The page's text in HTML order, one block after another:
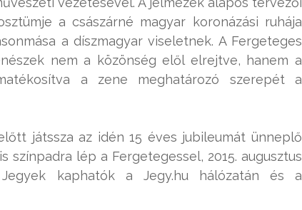
a császárné magyar koronázási ruhája
a díszmagyar viseletnek. A Fergeteges
nem a közönség elől elrejtve, hanem a
a zene meghatározó szerepét a
játssza az idén 15 éves jubileumát ünneplő
lép a Fergetegessel, 2015. augusztus
kaphatók a Jegy.hu hálózatán és a